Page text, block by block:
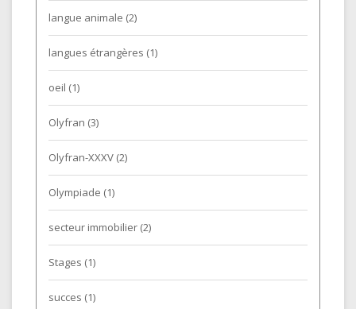
langue animale (2)
langues étrangères (1)
oeil (1)
Olyfran (3)
Olyfran-XXXV (2)
Olympiade (1)
secteur immobilier (2)
Stages (1)
succes (1)